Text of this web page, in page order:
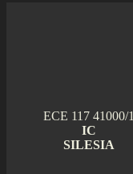
ECE 117 41000/1
IC
SILESIA